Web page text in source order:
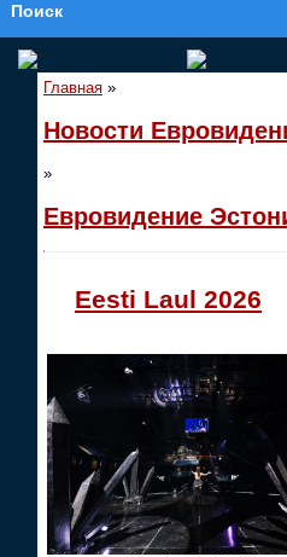
Поиск
Главная »
Новости
»
Евровидение
Eesti Laul 2026